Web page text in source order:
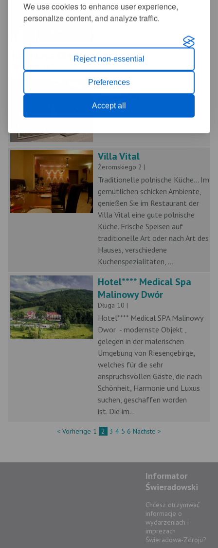
We use cookies to enhance user experience,
personalize content, and analyze traffic.
Reject non-essential
Preferences
Accept all
Kawiarnia Oleńka
Puenta
Zdrojowa 14 |
Villa Vital
Żeromskiego 2 |
Traditionelle polnische Küche... Im
gemütlichen schicken Ambiente,
genießen Sie im Restaurant der
Villa Vital eine gute polnische
Küche. Frische Speisen auf
traditionelle Art oder nach Art des
Hauses, verschiedene
Kuchenspezialitäten, ...
Hotel**** Medical Spa
Malinowy Dwór
Długa 10 |
Hotel**** Medical SPA Malinowy
Dwor - modernste Objekt ,
gelegen in der malerischen
Umgebung von Riesengebirge,
welches für die sehr
anspruchsvollen Gäste, die nach
Schönheit, Harmonie und Luxus
suchen, geschaffen worden
ist. Die im...
< Vorherige 1 2 3 4 5 6 Nächste >
Informator
Świeradowski
Chcesz otrzymwać
informacje o
wydarzeniach i
imprezach
Świeradowa-Zdroju?